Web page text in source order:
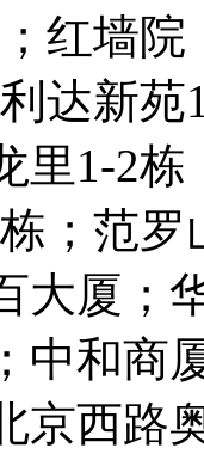
红墙
达新
里1-2
；范
大厦；
中和商
京西路